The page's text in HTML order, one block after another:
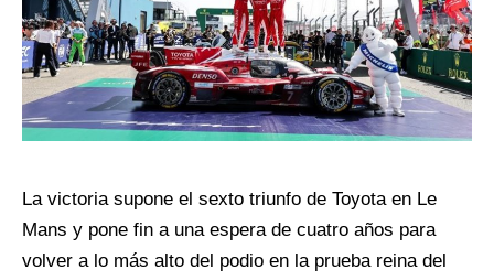
La victoria supone el sexto triunfo de Toyota en Le
Mans y pone fin a una espera de cuatro años para
volver a lo más alto del podio en la prueba reina del